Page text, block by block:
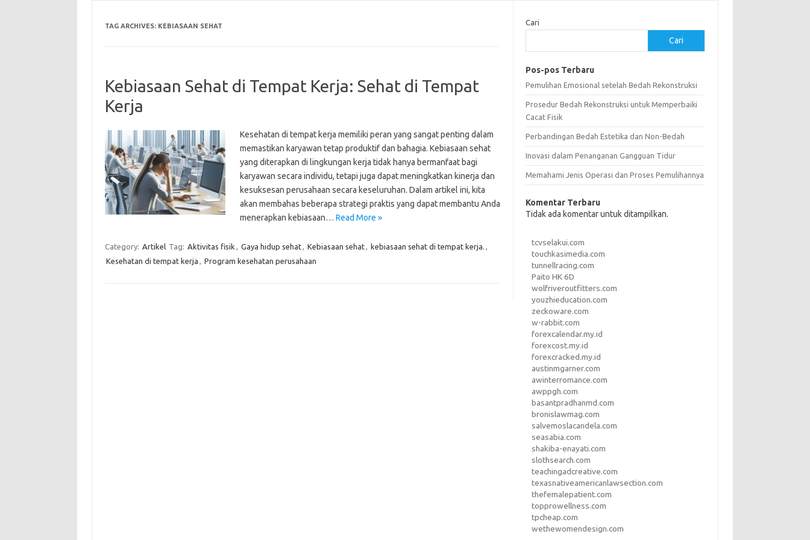
TAG ARCHIVES: KEBIASAAN SEHAT
Kebiasaan Sehat di Tempat Kerja: Sehat di Tempat
Kerja
Kesehatan di tempat kerja memiliki peran yang sangat penting dalam
memastikan karyawan tetap produktif dan bahagia. Kebiasaan sehat
yang diterapkan di lingkungan kerja tidak hanya bermanfaat bagi
karyawan secara individu, tetapi juga dapat meningkatkan kinerja dan
kesuksesan perusahaan secara keseluruhan. Dalam artikel ini, kita
akan membahas beberapa strategi praktis yang dapat membantu Anda
menerapkan kebiasaan… Read More »
Category: Artikel Tag: Aktivitas fisik , Gaya hidup sehat, Kebiasaan sehat, kebiasaan sehat di tempat kerja. ,
Kesehatan di tempat kerja , Program kesehatan perusahaan
Cari
Cari
Pos-pos Terbaru
Pemulihan Emosional setelah Bedah Rekonstruksi
Prosedur Bedah Rekonstruksi untuk Memperbaiki
Cacat Fisik
Perbandingan Bedah Estetika dan Non-Bedah
Inovasi dalam Penanganan Gangguan Tidur
Memahami Jenis Operasi dan Proses Pemulihannya
Komentar Terbaru
Tidak ada komentar untuk ditampilkan.
tcvselakui.com
touchkasimedia.com
tunnellracing.com
Paito HK 6D
wolfriveroutfitters.com
youzhieducation.com
zeckoware.com
w-rabbit.com
forexcalendar.my.id
forexcost.my.id
forexcracked.my.id
austinmgarner.com
awinterromance.com
awppgh.com
basantpradhanmd.com
bronislawmag.com
salvemoslacandela.com
seasabia.com
shakiba-enayati.com
slothsearch.com
teachingadcreative.com
texasnativeamericanlawsection.com
thefemalepatient.com
topprowellness.com
tpcheap.com
wethewomendesign.com